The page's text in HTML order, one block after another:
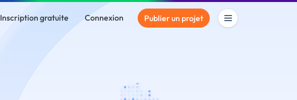
Inscription gratuite Connexion Publier un projet